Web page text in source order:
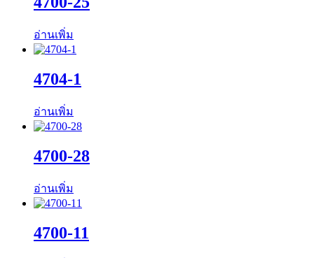
อ่านเพิ่ม
4704-1
อ่านเพิ่ม
4700-28
อ่านเพิ่ม
4700-11